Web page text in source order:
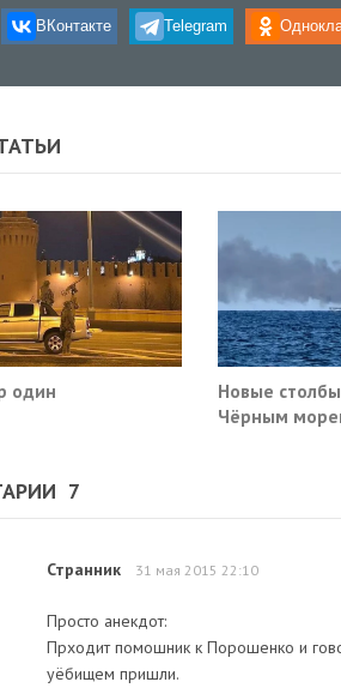
ВКонтакте Telegram
один
Новые
Чёрным
7
Странник 31 мая 2015 22:10
Просто анекдот:
Прходит помошник к Порошенко и
уёбищем пришли.